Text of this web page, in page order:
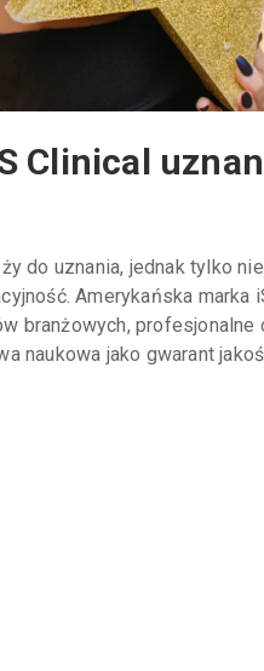
Clinical
do uznania, jednak tylko
Amerykańska marka
branżowych,
naukowa jako gwarant